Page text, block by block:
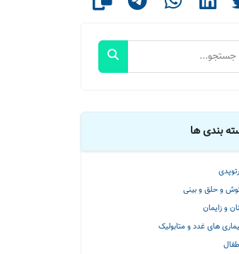
بندی ها
و حلق و بینی
و زایمان
های غدد و متابولیک